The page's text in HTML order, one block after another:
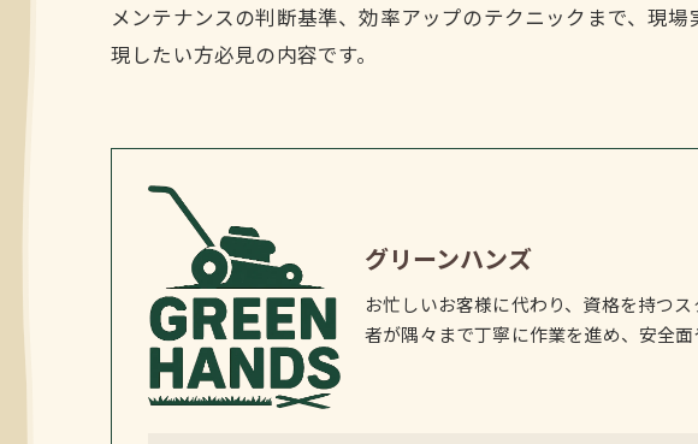
メンテナンスの判断基準、効率アップのテクニックまで、現
現したい方必見の内容です。
グリーンハンズ
お忙しいお客様に代わり、資格を持つ
者が隅々まで丁寧に作業を進め、安全